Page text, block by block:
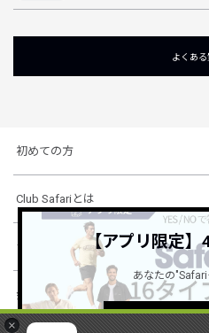
×
よくある
初めての方
Club Safariとは
ショッピングガイド
会社概要・規約
【アプリ限定】
あなたの"Safari
詳しくは